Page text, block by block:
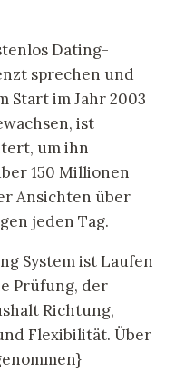
Dating-
sprechen und
Start im Jahr 2003
ist
um ihn
150 Millionen
Ansichten über
jeden Tag.
System ist Laufen
Prüfung, der
Richtung,
Flexibilität. Über